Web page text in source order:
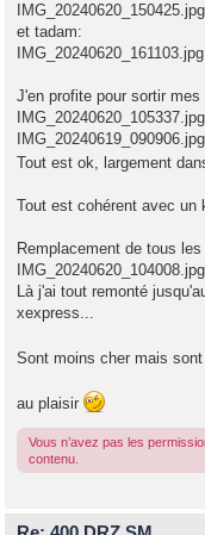
IMG_20240620_150425.jpg
et tadam:
IMG_20240620_161103.jpg
J'en profite pour sortir
IMG_20240620_105337.jpg
IMG_20240619_090906.jpg
Tout est ok, largement
Tout est cohérent avec un
Remplacement de tous
IMG_20240620_104008.jpg
Là j'ai tout remonté
xexpress...
Sont moins cher mais
au plaisir
Vous n’avez pas les
contenu.